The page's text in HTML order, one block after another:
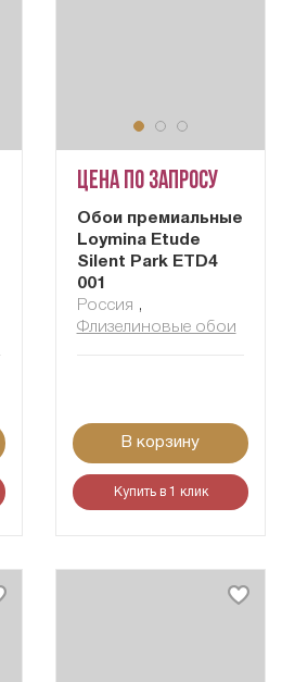
Цена по запросу
Обои премиальные
Loymina Etude
Silent Park ETD4
001
Россия ,
Флизелиновые обои
В корзину
Купить в 1 клик